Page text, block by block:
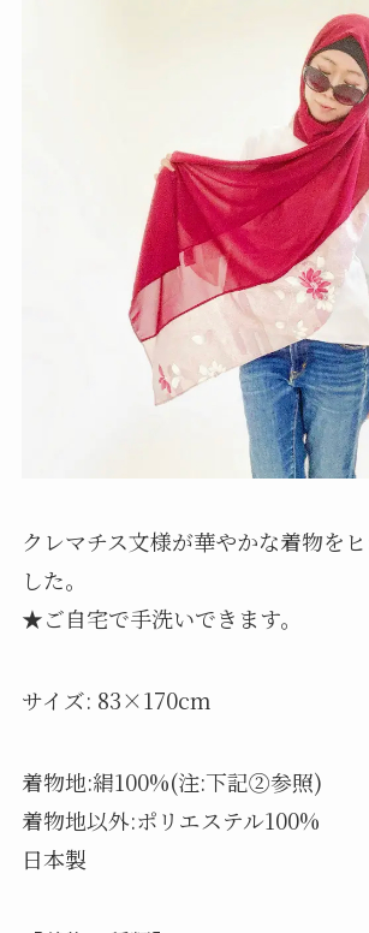
クレマチス文様が華やかな着物を
した。
★ご自宅で手洗いできます。
サイズ: 83×170cm
着物地:絹100%(注:下記②参照)
着物地以外:ポリエステル100%
日本製